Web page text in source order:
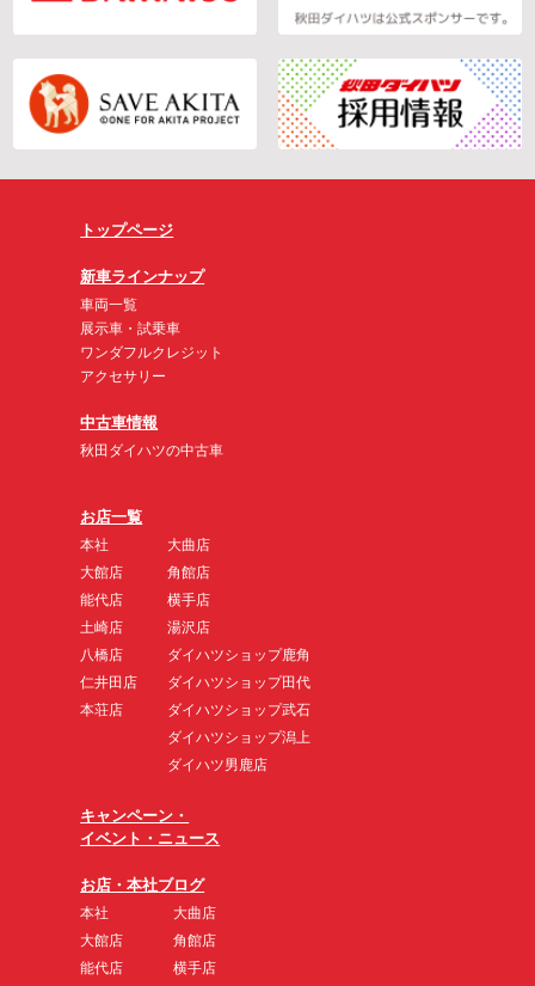
トップページ
新車ラインナップ
車両一覧
展示車・試乗車
ワンダフルクレジット
アクセサリー
中古車情報
秋田ダイハツの中古車
お店一覧
本社
大館店
能代店
土崎店
八橋店
仁井田店
本荘店
大曲店
角館店
横手店
湯沢店
ダイハツショップ鹿角
ダイハツショップ田代
ダイハツショップ武石
ダイハツショップ潟上
ダイハツ男鹿店
キャンペーン・
イベント・ニュース
お店・本社ブログ
本社
大館店
能代店
大曲店
角館店
横手店